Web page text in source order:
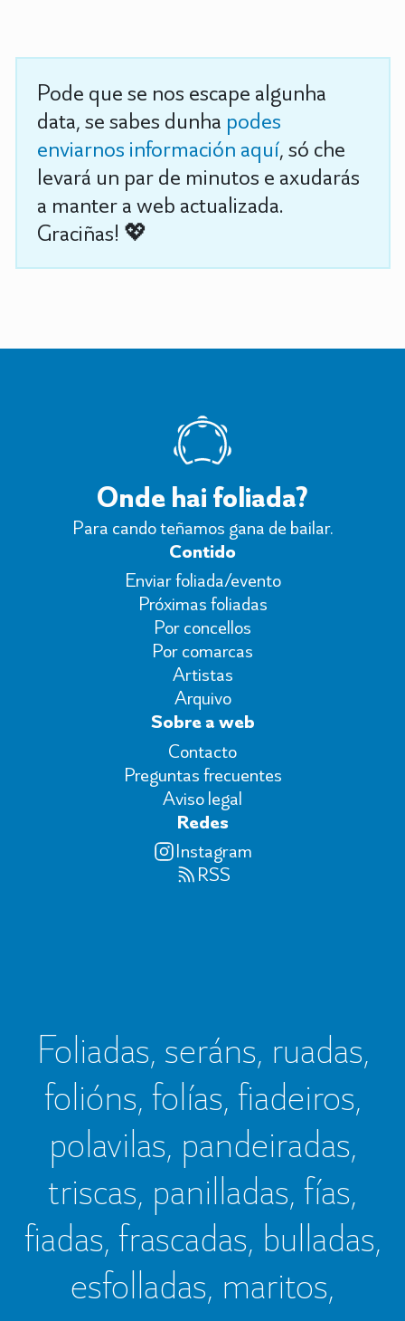
Pode que se nos escape algunha
data, se sabes dunha podes
enviarnos información aquí, só che
levará un par de minutos e axudarás
a manter a web actualizada.
Graciñas! 💖
Onde hai foliada?
Para cando teñamos gana de bailar.
Contido
Enviar foliada/evento
Próximas foliadas
Por concellos
Por comarcas
Artistas
Arquivo
Sobre a web
Contacto
Preguntas frecuentes
Aviso legal
Redes
Instagram
RSS
Foliadas, seráns, ruadas,
folións, folías, fiadeiros,
polavilas, pandeiradas,
triscas, panilladas, fías,
fiadas, frascadas, bulladas,
esfolladas, maritos,